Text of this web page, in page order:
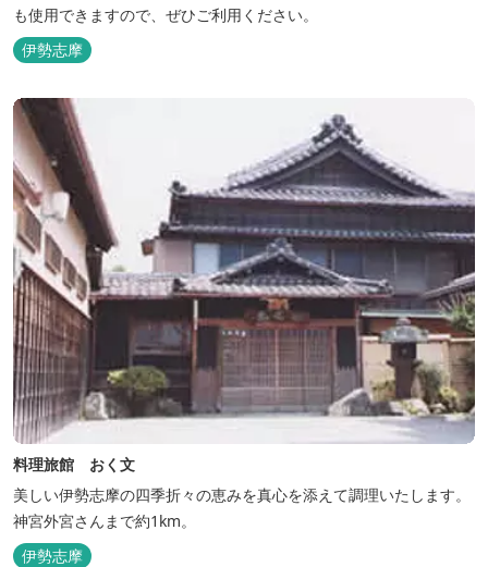
も使用できますので、ぜひご利用ください。
伊勢志摩
料理旅館 おく文
美しい伊勢志摩の四季折々の恵みを真心を添えて調理いたします。
神宮外宮さんまで約1km。
伊勢志摩